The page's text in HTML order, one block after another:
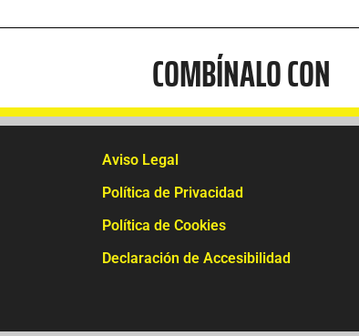
COMBÍNALO CON
Aviso Legal
Política de Privacidad
Política de Cookies
Declaración de Accesibilidad